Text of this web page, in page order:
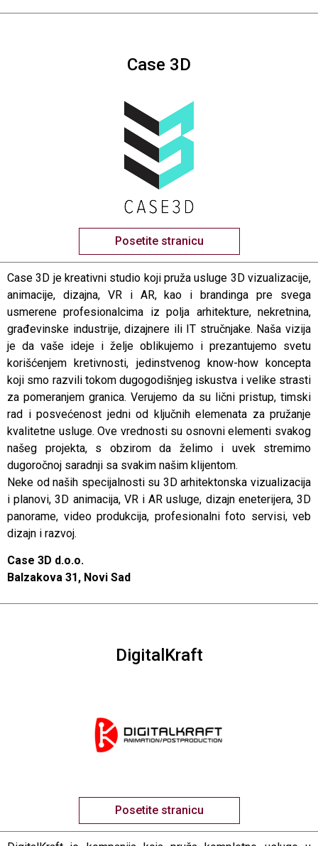
Case 3D
Posetite stranicu
Case 3D je kreativni studio koji pruža usluge 3D vizualizacije,
animacije, dizajna, VR i AR, kao i brandinga pre svega
usmerene profesionalcima iz polja arhitekture, nekretnina,
građevinske industrije, dizajnere ili IT stručnjake. Naša vizija
je da vaše ideje i želje oblikujemo i prezantujemo svetu
korišćenjem kretivnosti, jedinstvenog know-how koncepta
koji smo razvili tokom dugogodišnjeg iskustva i velike strasti
za pomeranjem granica. Verujemo da su lični pristup, timski
rad i posvećenost jedni od ključnih elemenata za pružanje
kvalitetne usluge. Ove vrednosti su osnovni elementi svakog
našeg projekta, s obzirom da želimo i uvek stremimo
dugoročnoj saradnji sa svakim našim klijentom.
Neke od naših specijalnosti su 3D arhitektonska vizualizacija
i planovi, 3D animacija, VR i AR usluge, dizajn eneterijera, 3D
panorame, video produkcija, profesionalni foto servisi, veb
dizajn i razvoj.
Case 3D d.o.o.
Balzakova 31, Novi Sad
DigitalKraft
Posetite stranicu